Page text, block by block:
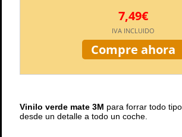
7,49€
IVA INCLUIDO
Compre ahora
Vinilo verde mate 3M para forrar todo
desde un detalle a todo un coche.